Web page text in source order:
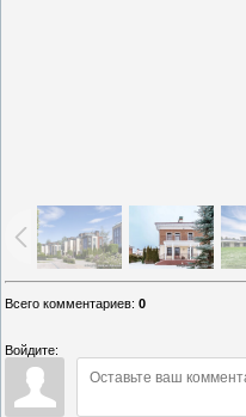
Всего комментариев: 0
Войдите: